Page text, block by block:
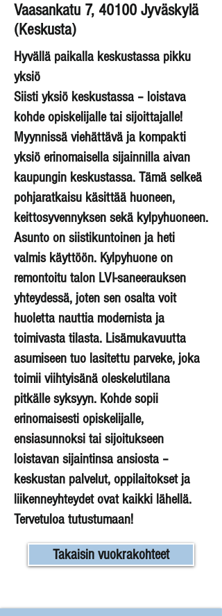
Vaasankatu 7, 40100 Jyväskylä
(Keskusta)
Hyvällä paikalla keskustassa pikku
yksiö
Siisti yksiö keskustassa – loistava
kohde opiskelijalle tai sijoittajalle!
Myynnissä viehättävä ja kompakti
yksiö erinomaisella sijainnilla aivan
kaupungin keskustassa. Tämä selkeä
pohjaratkaisu käsittää huoneen,
keittosyvennyksen sekä kylpyhuoneen.
Asunto on siistikuntoinen ja heti
valmis käyttöön. Kylpyhuone on
remontoitu talon LVI-saneerauksen
yhteydessä, joten sen osalta voit
huoletta nauttia modernista ja
toimivasta tilasta. Lisämukavuutta
asumiseen tuo lasitettu parveke, joka
toimii viihtyisänä oleskelutilana
pitkälle syksyyn. Kohde sopii
erinomaisesti opiskelijalle,
ensiasunnoksi tai sijoitukseen
loistavan sijaintinsa ansiosta –
keskustan palvelut, oppilaitokset ja
liikenneyhteydet ovat kaikki lähellä.
Tervetuloa tutustumaan!
Takaisin vuokrakohteet